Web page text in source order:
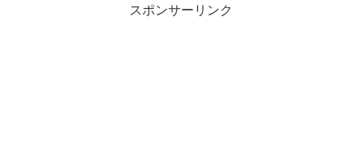
スポンサーリンク